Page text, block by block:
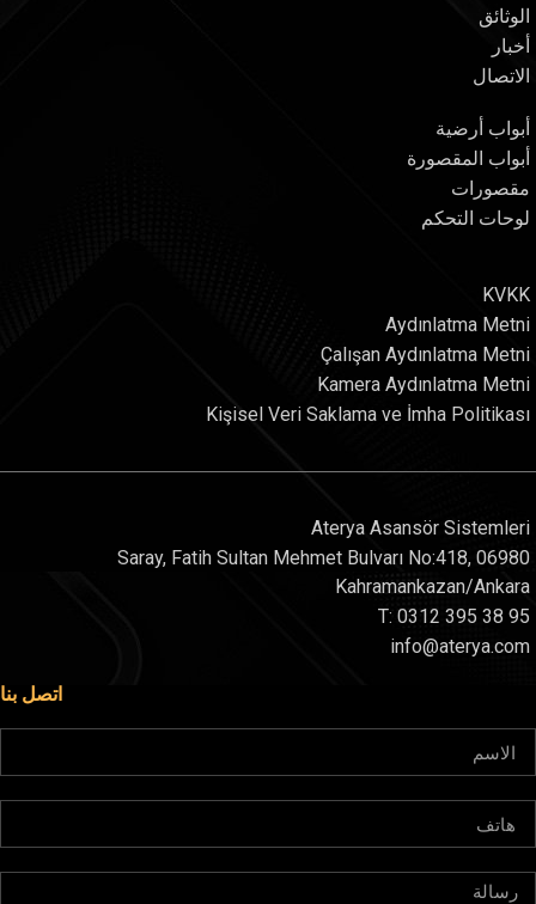
الوثائق
أخبار
الاتصال
أبواب أرضية
أبواب المقصورة
مقصورات
لوحات التحكم
KVKK
Aydınlatma Metni
Çalışan Aydınlatma Metni
Kamera Aydınlatma Metni
Kişisel Veri Saklama ve İmha Politikası
Aterya Asansör Sistemleri
Saray, Fatih Sultan Mehmet Bulvarı No:418, 06980
Kahramankazan/Ankara
T: 0312 395 38 95
info@aterya.com
اتصل بنا